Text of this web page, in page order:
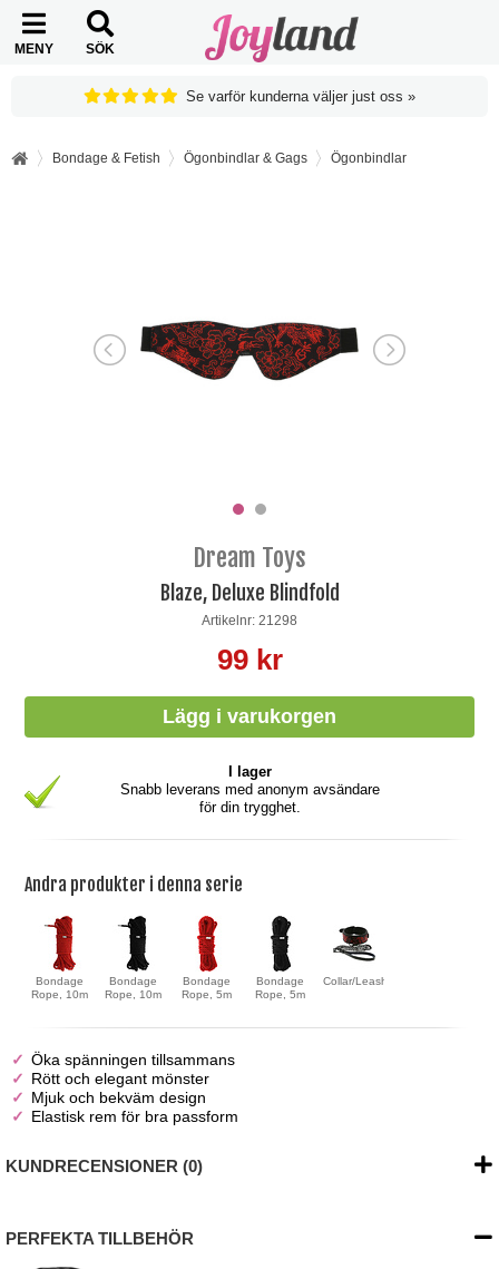
MENY SÖK
Se varför kunderna väljer just oss »
Bondage & Fetish Ögonbindlar & Gags Ögonbindlar
Dream Toys
Blaze, Deluxe Blindfold
Artikelnr: 21298
99 kr
I lager
Snabb leverans med anonym avsändare
för din trygghet.
Andra produkter i denna serie
Bondage
Rope, 10m
Bondage
Rope, 10m
Bondage
Rope, 5m
Bondage
Rope, 5m
Collar/Leash
Öka spänningen tillsammans
Rött och elegant mönster
Mjuk och bekväm design
Elastisk rem för bra passform
KUNDRECENSIONER (0)
PERFEKTA TILLBEHÖR